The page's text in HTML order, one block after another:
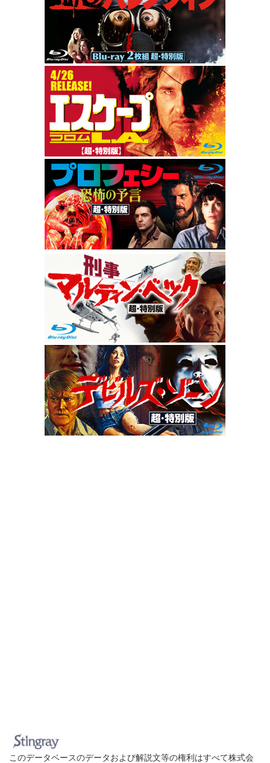
このデータベースのデータおよび解説文等の権利はすべて株式会